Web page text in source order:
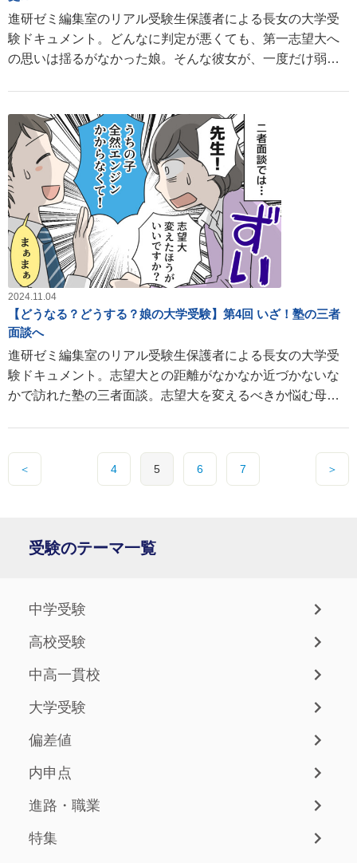
進研ゼミ編集室のリアル受験生保護者による長女の大学受
験ドキュメント。どんなに判定が悪くても、第一志望大へ
の思いは揺るがなかった娘。そんな彼女が、一度だけ弱気
2024.11.04
【どうなる？どうする？娘の大学受験】第4回 いざ！塾の三者
面談へ
進研ゼミ編集室のリアル受験生保護者による長女の大学受
験ドキュメント。志望大との距離がなかなか近づかないな
かで訪れた塾の三者面談。志望大を変えるべきか悩む母へ
＜ 4 5 6 7 ＞
受験のテーマ一覧
中学受験
高校受験
中高一貫校
大学受験
偏差値
内申点
進路・職業
特集